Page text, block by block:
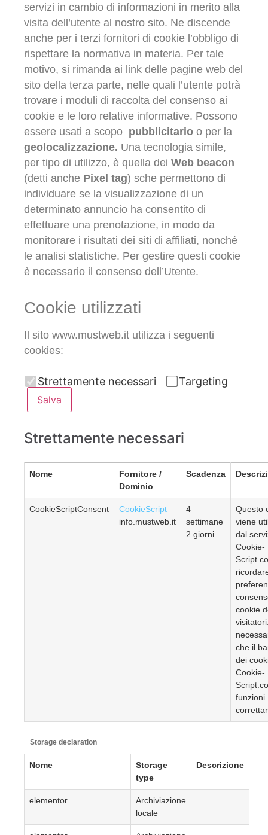
servizi in cambio di informazioni in merito alla
visita dell’utente al nostro sito. Ne discende
anche per i terzi fornitori di cookie l’obbligo di
rispettare la normativa in materia. Per tale
motivo, si rimanda ai link delle pagine web del
sito della terza parte, nelle quali l’utente potrà
trovare i moduli di raccolta del consenso ai
cookie e le loro relative informative. Possono
essere usati a scopo pubblicitario o per la
geolocalizzazione. Una tecnologia simile,
per tipo di utilizzo, è quella dei Web beacon
(detti anche Pixel tag) sche permettono di
individuare se la visualizzazione di un
determinato annuncio ha consentito di
effettuare una prenotazione, in modo da
monitorare i risultati dei siti di affiliati, nonché
le analisi statistiche. Per gestire questi cookie
è necessario il consenso dell’Utente.
Cookie utilizzati
Il sito www.mustweb.it utilizza i seguenti
cookies:
Strettamente necessari Targeting
Salva
Strettamente necessari
Nome
Fornitore /
Dominio
Scadenza
CookieScriptConsent
CookieScript
info.mustweb.it
4
settimane
2 giorni
Questo
viene
dal
Cookie-
cookie
che il
dei
Cookie-
funzioni
Storage declaration
Nome
Storage
type
Descrizione
elementor
Archiviazione
locale